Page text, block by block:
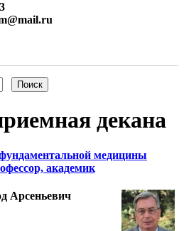
декана
медицины
академик
Арсеньевич